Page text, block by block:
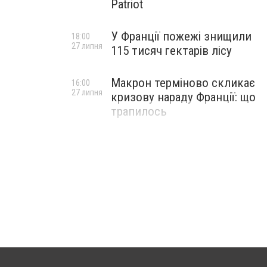
Patriot
У Франції пожежі знищили
115 тисяч гектарів лісу
18:00
27 липня
Макрон терміново скликає
кризову нараду Франції: що
трапилось
16:00
27 липня